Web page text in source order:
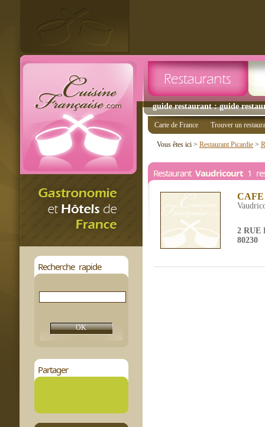
guide restaurant : guide
Recherche rapide
Partager
Carte de France Trouver un
Vous êtes ici > Restaurant Picardie >
Restaurant Vaudricourt 1
2 RUE
80230